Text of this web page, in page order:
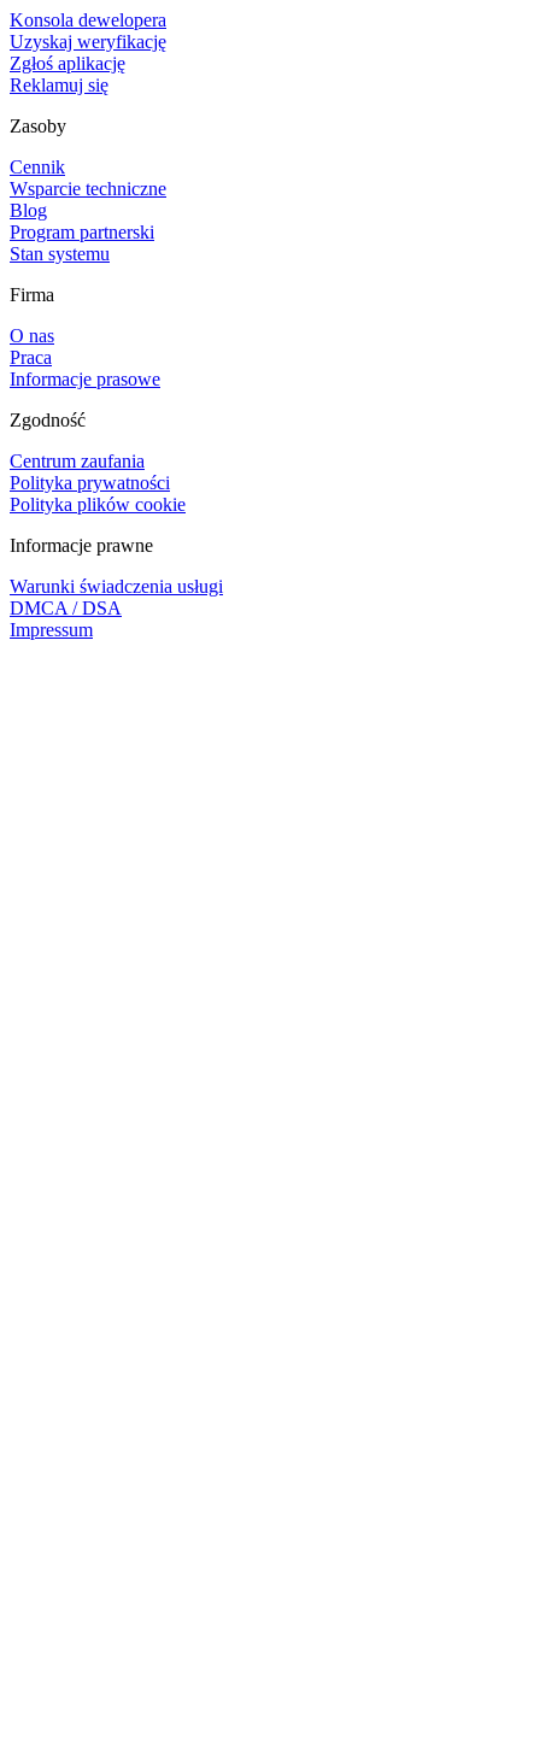
Konsola dewelopera
Uzyskaj weryfikację
Zgłoś aplikację
Reklamuj się
Zasoby
Cennik
Wsparcie techniczne
Blog
Program partnerski
Stan systemu
Firma
O nas
Praca
Informacje prasowe
Zgodność
Centrum zaufania
Polityka prywatności
Polityka plików cookie
Informacje prawne
Warunki świadczenia usługi
DMCA / DSA
Impressum